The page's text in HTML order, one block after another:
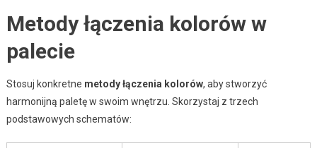
Metody łączenia kolorów w
palecie
Stosuj konkretne metody łączenia kolorów, aby stworzyć
harmonijną paletę w swoim wnętrzu. Skorzystaj z trzech
podstawowych schematów: